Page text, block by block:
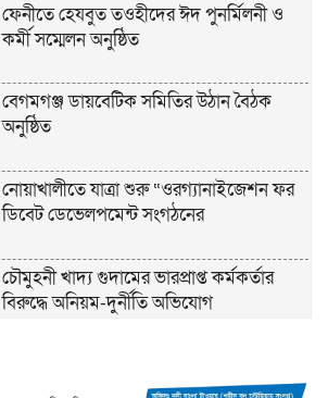
ফেনীতে হেযবুত তওহীদের ঈদ পুনর্মিলনী ও
কর্মী সম্মেলন অনুষ্ঠিত
বেগমগঞ্জ ডায়বেটিক সমিতির উঠান বৈঠক
অনুষ্ঠিত
নোয়াখালীতে যাত্রা শুরু “ওরগ্যানাইজেশন ফর
ডিবেট ডেভেলপমেন্ট সংগঠনের
চৌমুহনী খাদ্য গুদামের ভারপ্রাপ্ত কর্মকর্তার
বিরুদ্ধে অনিয়ম-দুর্নীতি অভিযোগ
বনভোজন অনুষ্ঠিত